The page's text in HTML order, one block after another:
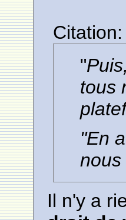
Citation:
"
tous
"En
Il n'y a